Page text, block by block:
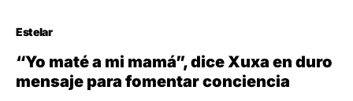
Estelar
“Yo maté a mi mamá”, dice Xuxa en duro
mensaje para fomentar conciencia